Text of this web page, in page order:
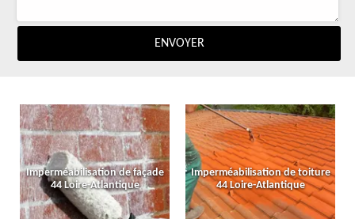
Imperméabilisation de façade
44 Loire-Atlantique
Imperméabilisation de toiture
44 Loire-Atlantique